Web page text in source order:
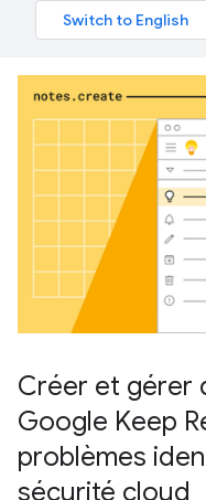
Créer et gérer
Google Keep
problèmes
sécurité cloud